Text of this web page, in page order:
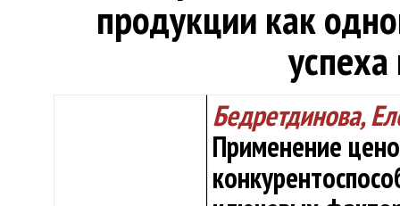
продукции как
Бедретдинова,
Применение